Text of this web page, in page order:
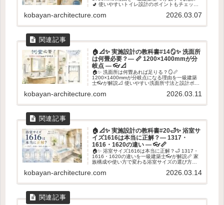
🚽 使いやすいトイレ設計のポイントもチェッ
kobayan-architecture.com 2026.03.07
🏠📐✨ 実施設計の教科書#14🪞✨ 洗面所
は何畳必要？― 📏 1200×1400mmが分
岐点 ― 👓📐
🏠✨ 洗面所は何畳あれば足りる？🪞📏
1200×1400mmが分岐点になる理由を一級建築
士👓が解説📐 使いやすい洗面所寸法と設計ポイ
kobayan-architecture.com 2026.03.11
🏠📐✨ 実施設計の教科書#20🛁✨ 浴室サ
イズ1616は本当に正解？― 1317・
1616・1620の違い ― 👓📏
🏠✨ 浴室サイズ1616は本当に正解？🛁 1317・
1616・1620の違いを一級建築士👓が解説📏 家
族構成や使い方で変わる浴室サイズの選び方を
kobayan-architecture.com 2026.03.14